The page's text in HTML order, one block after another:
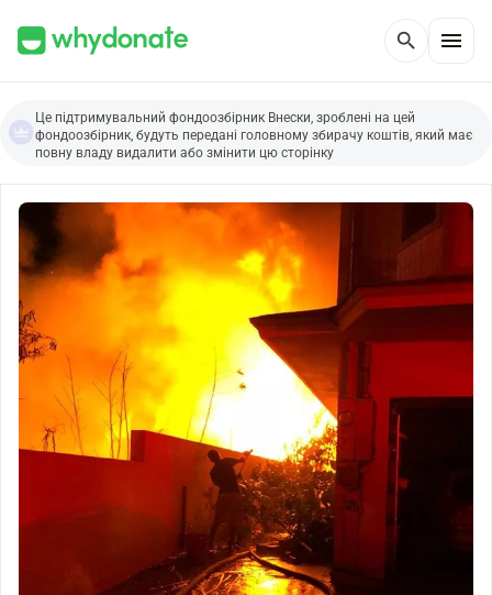
search menu
Це підтримувальний фондоозбірник Внески, зроблені на цей
фондоозбірник, будуть передані головному збирачу коштів, який має
повну владу видалити або змінити цю сторінку